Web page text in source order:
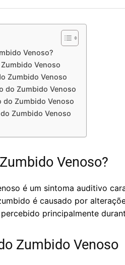
Venoso?
Venoso
Zumbido Venoso
do Zumbido Venoso
do Zumbido Venoso
Zumbido Venoso
Venoso?
é um sintoma auditivo
é causado por
principalmente
Zumbido Venoso